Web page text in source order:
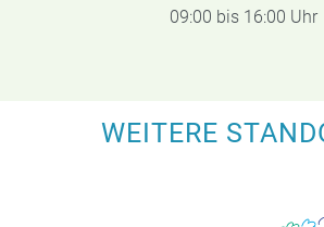
09:00 bis 16:00 Uhr
WEITERE